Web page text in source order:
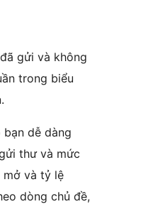
gửi và không
trong biểu
bạn dễ dàng
thư và mức
mở và tỷ lệ
dòng chủ đề,